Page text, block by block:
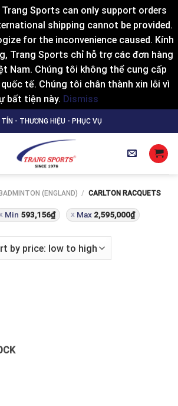
Sports can only support orders
shipping cannot be provided.
for the inconvenience caused. Kính
Trang Sports chỉ hỗ trợ các đơn hàng
Nam. Chúng tôi không thể cung cấp
tế. Chúng tôi chân thành xin lỗi vì
bất tiện này. Dismiss
TÍN - THƯƠNG HIỆU - PHỤC VỤ
(ENGLAND) / CARLTON RACQUETS
Min 593,156₫ Max 2,595,000₫